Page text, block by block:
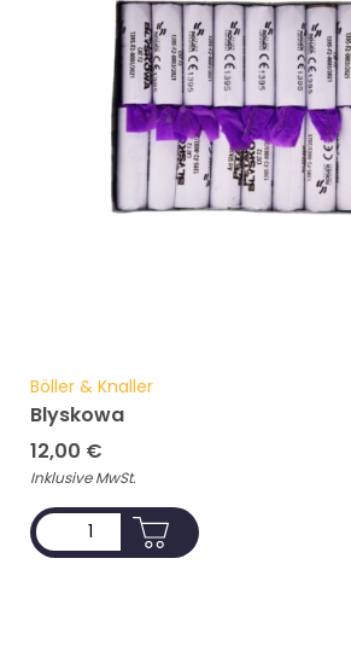
Böller & Knaller
Blyskowa
12,00 €
Inklusive MwSt.